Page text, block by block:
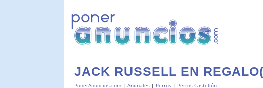
JACK RUSSELL EN
PonerAnuncios.com | Animales | Perros | Perros Castellón